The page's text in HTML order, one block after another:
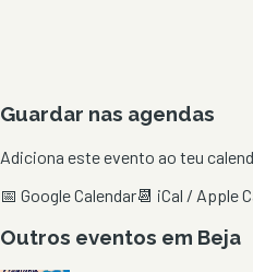
Guardar nas agendas
Adiciona este evento ao teu
📅 Google Calendar📆 iCal / Apple
Outros eventos em Beja